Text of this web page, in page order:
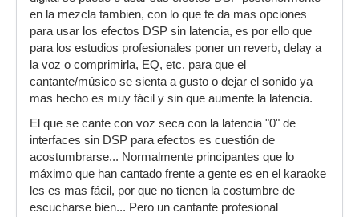
en la mezcla tambien, con lo que te da mas opciones
para usar los efectos DSP sin latencia, es por ello que
para los estudios profesionales poner un reverb, delay a
la voz o comprimirla, EQ, etc. para que el
cantante/músico se sienta a gusto o dejar el sonido ya
mas hecho es muy fácil y sin que aumente la latencia.
El que se cante con voz seca con la latencia "0" de
interfaces sin DSP para efectos es cuestión de
acostumbrarse... Normalmente principantes que lo
máximo que han cantado frente a gente es en el karaoke
les es mas fácil, por que no tienen la costumbre de
escucharse bien... Pero un cantante profesional